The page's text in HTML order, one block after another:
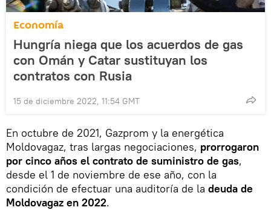
Economía
Hungría niega que los acuerdos de gas
con Omán y Catar sustituyan los
contratos con Rusia
15 de diciembre 2022, 11:54 GMT
En octubre de 2021, Gazprom y la energética
Moldovagaz, tras largas negociaciones, prorrogaron
por cinco años el contrato de suministro de gas,
desde el 1 de noviembre de ese año, con la
condición de efectuar una auditoría de la deuda de
Moldovagaz en 2022.